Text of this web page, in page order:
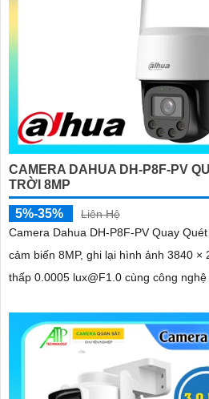
CAMERA DAHUA DH-P8F-PV
TRỜI 8MP
5%-35%
Liên Hệ
Camera Dahua DH-P8F-PV Quay
cảm biến 8MP, ghi lại hình ảnh 3840 × 2160. Độ nhạy
thấp 0.0005 lux@F1.0 cùng công nghệ